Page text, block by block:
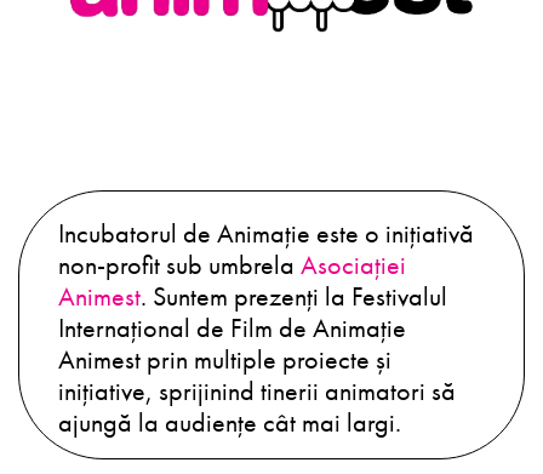
Incubatorul de Animație este o inițiativă
non-profit sub umbrela Asociației
Animest. Suntem prezenți la Festivalul
Internațional de Film de Animație
Animest prin multiple proiecte și
inițiative, sprijinind tinerii animatori să
ajungă la audiențe cât mai largi.